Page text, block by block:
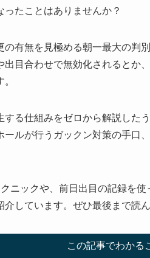
たことはありませんか？
有無を見極める朝一最大の判
出目合わせで無効化されるとか
する仕組みをゼロから解説した
ールが行うガックン対策の手口
ニックや、前日出目の記録を
しています。ぜひ最後まで読
この記事でわかる